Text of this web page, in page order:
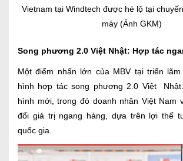
Vietnam tại Windtech được hé lộ tại
máy (Ảnh GKM)
Song phương 2.0 Việt Nhật: Hợp tác
Một điểm nhấn lớn của MBV tại triển
hình hợp tác song phương 2.0 Việt
hình mới, trong đó doanh nhân Việt Nam
đổi giá trị ngang hàng, dựa trên lợi thế
quốc gia.